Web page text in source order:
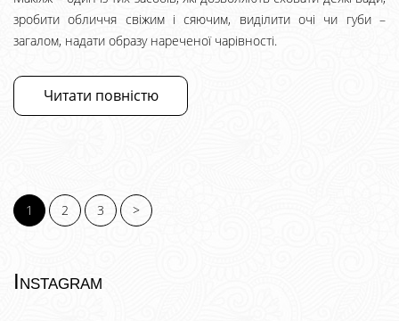
зробити обличчя свіжим і сяючим, виділити очі чи губи –
загалом, надати образу нареченої чарівності.
Читати повністю
1 2 3
Instagram